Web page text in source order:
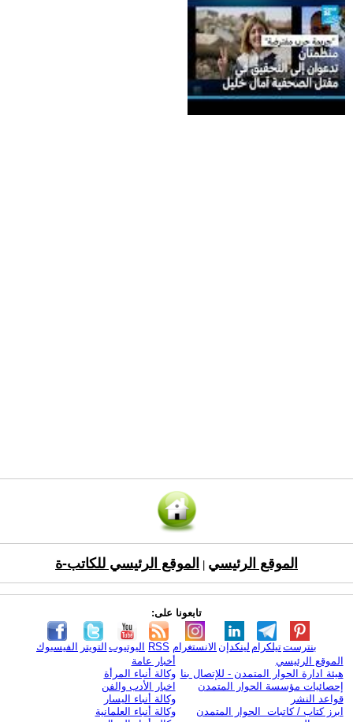
الموقع الرئيسي الموقع الرئيسي للكاتب-ة
تابعونا على:
الفيسبوك التويتر اليوتيوب RSS الانستغرام لينكدإن تيلكرامبنترست
الموقع الرئيسي
هيئة ادارة الحوار المتمدن - للإتصال بنا
إحصائيات مؤسسة الحوار المتمدن
قواعد النشر
ابرز كتاب / كاتبات الحوار المتمدن
أخبار عامة
وكالة أنباء المرأة
اخبار الأدب والفن
وكالة أنباء اليسار
وكالة أنباء العلمانية